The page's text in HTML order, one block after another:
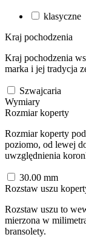
klasyczne
Kraj pochodzenia
Kraj pochodzenia
marka i jej tradycja
Szwajcaria
Wymiary
Rozmiar koperty
Rozmiar koperty
poziomo, od lewej
uwzględnienia
30.00 mm
Rozstaw uszu
Rozstaw uszu to
mierzona w
bransolety.